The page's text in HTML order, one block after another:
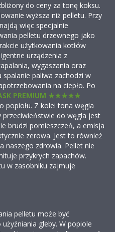
do ceny za tonę koksu.
wyższa niż pelletu. Przy
więc specjalnie
pelletu drzewnego jako
użytkowania kotłów
urządzenia z
wygaszania oraz
spalanie paliwa zachodzi w
na ciepło. Po
PREMIUM ★★★★★
popiołu. Z kolei tona węgla
przeciwieństwie do węgla jest
brudzi pomieszczeń, a emisja
zerowa. Jest to również
naszego zdrowia. Pellet nie
przykrych zapachów.
w zasobniku zajmuje
pelletu może być
gleby. W popiole